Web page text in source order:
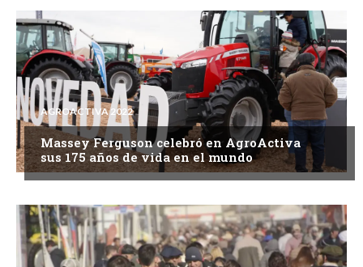
AGROACTIVA 2022
Massey Ferguson celebró en AgroActiva
sus 175 años de vida en el mundo